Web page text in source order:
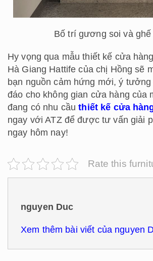
Bố trí gương soi và
Hy vọng qua mẫu thiết kế cửa
Hà Giang Hattife của chị Hồng sẽ
bạn nguồn cảm hứng mới, ý
đáo cho không gian cửa hàng của
đang có nhu cầuthiết kế cửa
ngay với ATZ để được tư vấn giải
ngay hôm nay!
Rate this
nguyen Duc
Xem thêm bài viết của nguyen